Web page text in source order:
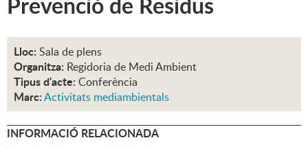
Lloc: Sala de plens
Organitza: Regidoria de Medi Ambient
Tipus d'acte: Conferència
Marc:Activitats mediambientals
INFORMACIÓ RELACIONADA